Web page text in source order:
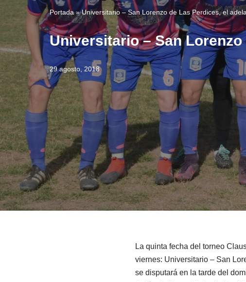
Portada»Universitario – San Lorenzo de Las Perdices, el
Universitario – San
29 agosto, 2018
La quinta fecha del torneo
viernes: Universitario – San
se disputará en la tarde del